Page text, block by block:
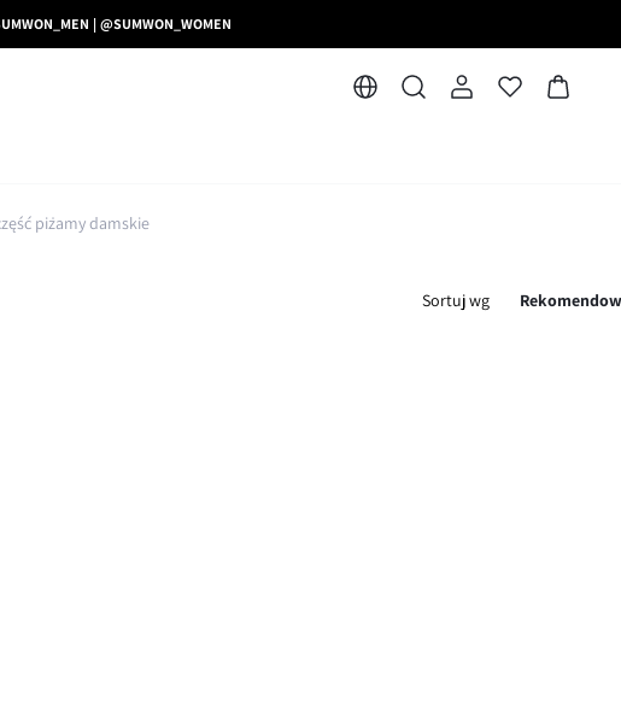
| @SUMWON_WOMEN
piżamy damskie
Sortuj wg